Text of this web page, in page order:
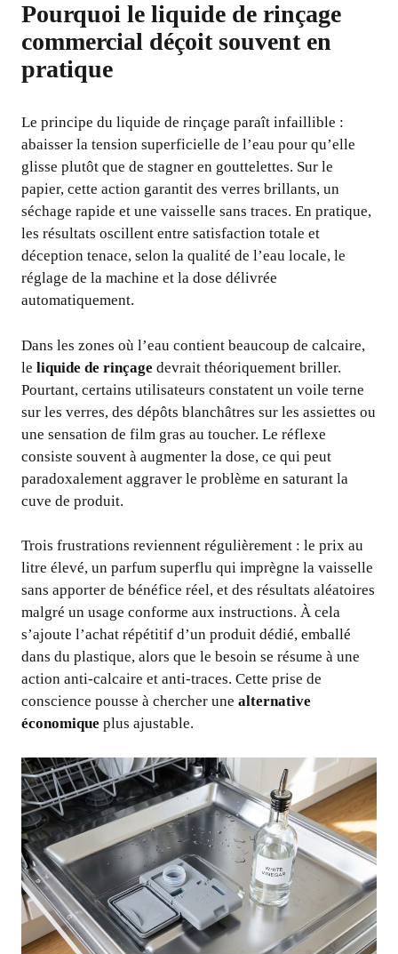
Pourquoi le liquide de rinçage
commercial déçoit souvent en
pratique
Le principe du liquide de rinçage paraît infaillible :
abaisser la tension superficielle de l’eau pour qu’elle
glisse plutôt que de stagner en gouttelettes. Sur le
papier, cette action garantit des verres brillants, un
séchage rapide et une vaisselle sans traces. En pratique,
les résultats oscillent entre satisfaction totale et
déception tenace, selon la qualité de l’eau locale, le
réglage de la machine et la dose délivrée
automatiquement.
Dans les zones où l’eau contient beaucoup de calcaire,
le liquide de rinçage devrait théoriquement briller.
Pourtant, certains utilisateurs constatent un voile terne
sur les verres, des dépôts blanchâtres sur les assiettes ou
une sensation de film gras au toucher. Le réflexe
consiste souvent à augmenter la dose, ce qui peut
paradoxalement aggraver le problème en saturant la
cuve de produit.
Trois frustrations reviennent régulièrement : le prix au
litre élevé, un parfum superflu qui imprègne la vaisselle
sans apporter de bénéfice réel, et des résultats aléatoires
malgré un usage conforme aux instructions. À cela
s’ajoute l’achat répétitif d’un produit dédié, emballé
dans du plastique, alors que le besoin se résume à une
action anti-calcaire et anti-traces. Cette prise de
conscience pousse à chercher une alternative
économique plus ajustable.